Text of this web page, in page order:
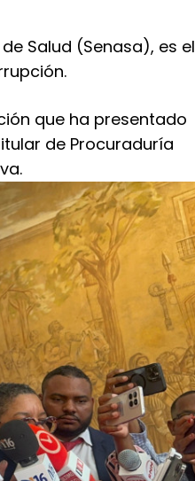
Salud (Senasa), es el
que ha presentado
de Procuraduría